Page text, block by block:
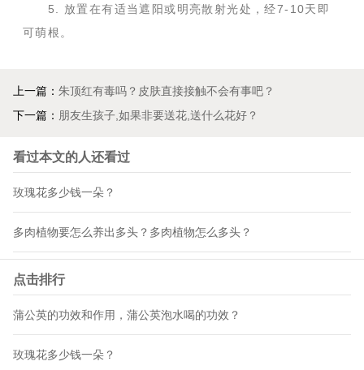
5. 放置在有适当遮阳或明亮散射光处，经7-10天即
可萌根。
上一篇： 朱顶红有毒吗？皮肤直接接触不会有事吧？
下一篇： 朋友生孩子,如果非要送花,送什么花好？
看过本文的人还看过
玫瑰花多少钱一朵？
多肉植物要怎么养出多头？多肉植物怎么多头？
点击排行
蒲公英的功效和作用，蒲公英泡水喝的功效？
玫瑰花多少钱一朵？